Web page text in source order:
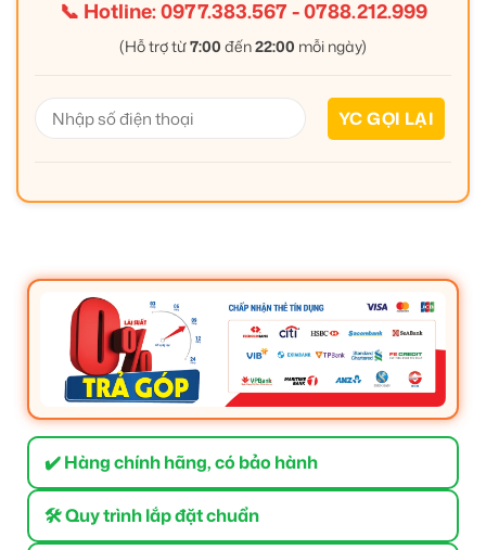
📞 Hotline:0977.383.567-0788.212.999
(Hỗ trợ từ7:00 đến22:00 mỗi ngày)
✔️ Hàng chính hãng, có bảo hành
🛠 Quy trình lắp đặt chuẩn